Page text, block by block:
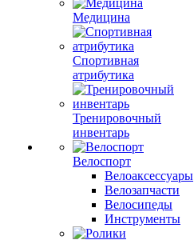
Медицина
Спортивная
атрибутика
Тренировочный
инвентарь
Велоспорт
Велоаксессуары
Велозапчасти
Велосипеды
Инструменты